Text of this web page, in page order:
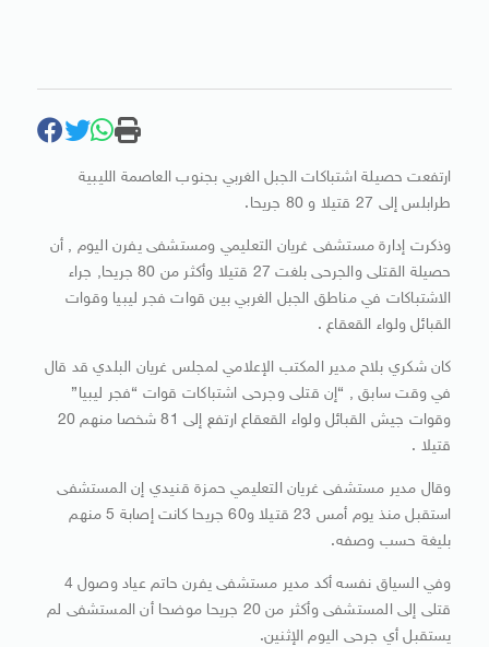
ارتفعت حصيلة اشتباكات الجبل الغربي بجنوب العاصمة الليبية
طرابلس إلى 27 قتيلا و 80 جريحا.
وذكرت إدارة مستشفى غريان التعليمي ومستشفى يفرن اليوم , أن
حصيلة القتلى والجرحى بلغت 27 قتيلا وأكثر من 80 جريحا, جراء
الاشتباكات في مناطق الجبل الغربي بين قوات فجر ليبيا وقوات
القبائل ولواء القعقاع .
كان شكري بلاح مدير المكتب الإعلامي لمجلس غريان البلدي قد قال
في وقت سابق , “إن قتلى وجرحى اشتباكات قوات “فجر ليبيا”
وقوات جيش القبائل ولواء القعقاع ارتفع إلى 81 شخصا منهم 20
قتيلا .
وقال مدير مستشفى غريان التعليمي حمزة قنيدي إن المستشفى
استقبل منذ يوم أمس 23 قتيلا و60 جريحا كانت إصابة 5 منهم
بليغة حسب وصفه.
وفي السياق نفسه أكد مدير مستشفى يفرن حاتم عياد وصول 4
قتلى إلى المستشفى وأكثر من 20 جريحا موضحا أن المستشفى لم
يستقبل أي جرحى اليوم الإثنين.